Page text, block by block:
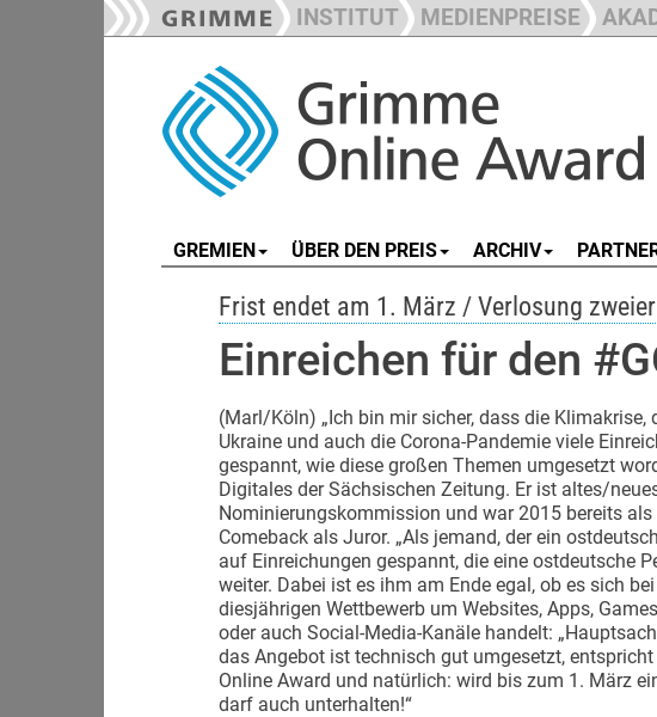
INSTITUT MEDIENPREISE
GREMIEN ÜBER DEN PREIS ARCHIV
Frist endet am 1. März / Verlosung
Einreichen für den
(Marl/Köln) „Ich bin mir sicher, dass die
Ukraine und auch die Corona-Pandemie viele
gespannt, wie diese großen Themen umgesetzt
Digitales der Sächsischen Zeitung. Er ist altes/
Nominierungskommission und war 2015 bereits
Comeback als Juror. „Als jemand, der ein
auf Einreichungen gespannt, die eine ostdeutsche
weiter. Dabei ist es ihm am Ende egal, ob es sich
diesjährigen Wettbewerb um Websites, Apps,
oder auch Social-Media-Kanäle handelt:
das Angebot ist technisch gut umgesetzt,
Online Award und natürlich: wird bis zum 1. März
darf auch unterhalten!“